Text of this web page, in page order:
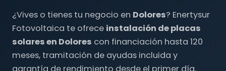
¿Vives o tienes tu negocio en Dolores? Enertysur
Fotovoltaica te ofrece instalación de placas
solares en Dolores con financiación hasta 120
meses, tramitación de ayudas incluida y